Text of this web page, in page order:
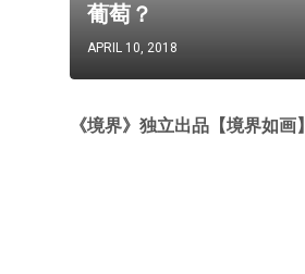
葡萄？
APRIL 10, 2018
《境界》独立出品【境界如画】